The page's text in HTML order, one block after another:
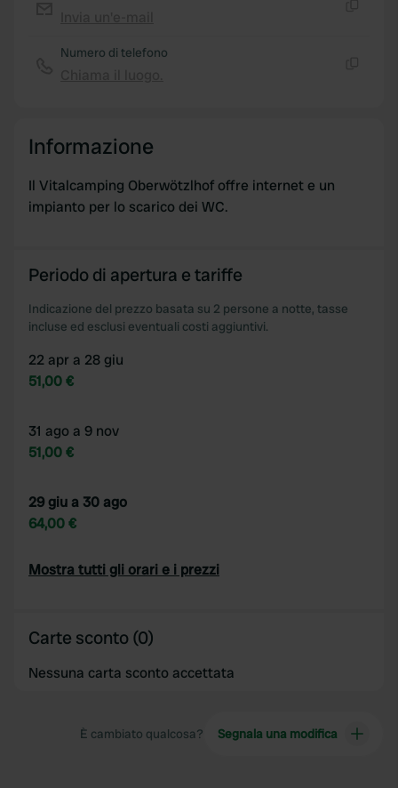
Numero di telefono
Informazione
Il Vitalcamping Oberwötzlhof offre internet e un
impianto per lo scarico dei WC.
Periodo di apertura e tariffe
Indicazione del prezzo basata su 2 persone a notte, tasse
incluse ed esclusi eventuali costi aggiuntivi.
22 apr a 28 giu
51,00 €
31 ago a 9 nov
51,00 €
29 giu a 30 ago
64,00 €
Mostra tutti gli orari e i prezzi
Carte sconto (0)
Nessuna carta sconto accettata
È cambiato qualcosa? Segnala una modifica